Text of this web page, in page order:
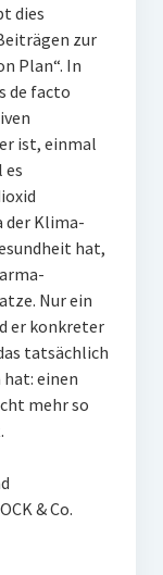
dies
zur
Plan“. In
de facto
ist, einmal
es
der Klima-
hat,
Nur ein
er konkreter
tatsächlich
einen
mehr so
& Co.